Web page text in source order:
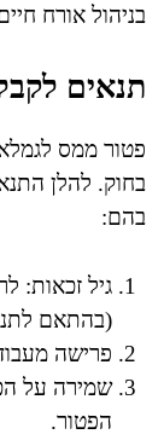
בניהול אורח
תנאים
פטור ממס
בחוק. להלן
בהם:
(בהתאם
פרישה
שמירה על
הפטור.